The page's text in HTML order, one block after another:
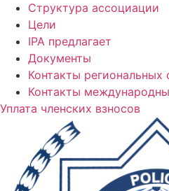
Структура ассоциации
Цели
IPA предлагает
Документы
Контакты региональных
Контакты
Уплата членских взносов